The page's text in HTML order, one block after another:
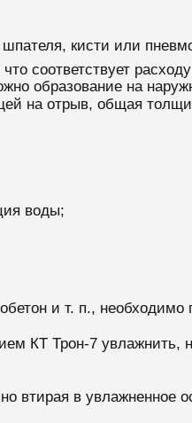
кисти или
соответствует
образование на
на отрыв, общая
воды;
и т. п., необходимо
КТ Трон-7 увлажнить,
втирая в увлажненное